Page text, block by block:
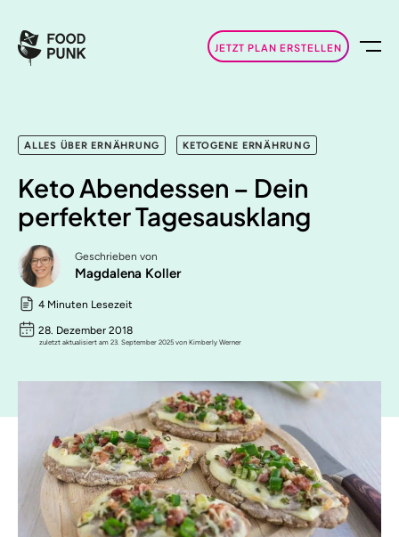
JETZT PLAN ERSTELLEN
ALLES ÜBER ERNÄHRUNG KETOGENE ERNÄHRUNG
Keto Abendessen – Dein
perfekter Tagesausklang
Geschrieben von
Magdalena Koller
4 Minuten Lesezeit
28. Dezember 2018
zuletzt aktualisiert am 23. September 2025 von Kimberly Werner